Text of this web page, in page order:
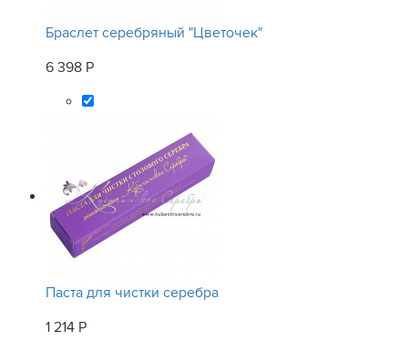
Браслет серебряный "Цветочек"
6 398 Р
Паста для чистки серебра
1 214 Р